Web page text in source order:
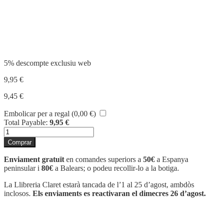
5% descompte exclusiu web
9,95 €
9,45 €
Embolicar per a regal (0,00 €)
Total Payable: 9,95 €
quantitat
de
BON
ESTIU
MASHA
I
L'OS,
5-
Comprar
Enviament gratuït en comandes superiors a 50€ a Espanya
peninsular i 80€ a Balears; o podeu recollir-lo a la botiga.
La Llibreria Claret estarà tancada de l’1 al 25 d’agost, ambdòs
inclosos. Els enviaments es reactivaran el dimecres 26 d’agost.